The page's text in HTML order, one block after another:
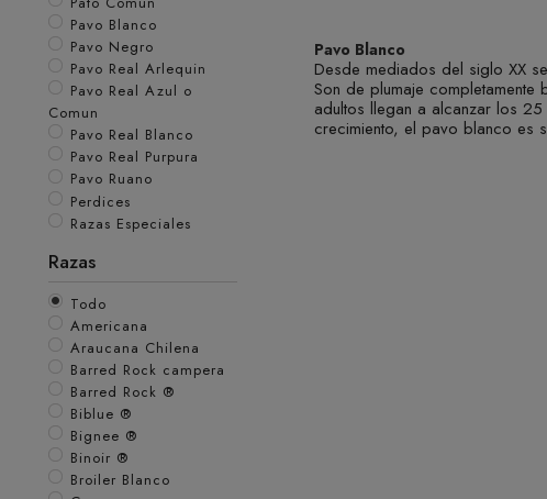
Pavo Blanco
Pavo Negro
Pavo Real Arlequin
Pavo Real Azul o
Comun
Pavo Real Blanco
Pavo Real Purpura
Pavo Ruano
Perdices
Razas Especiales
Razas
Todo
Americana
Araucana Chilena
Barred Rock campera
Barred Rock ®
Biblue ®
Bignee ®
Binoir ®
Broiler Blanco
Pavo Blanco
Desde mediados del siglo XX
Son de plumaje
adultos llegan a alcanzar los
crecimiento, el pavo blanco es